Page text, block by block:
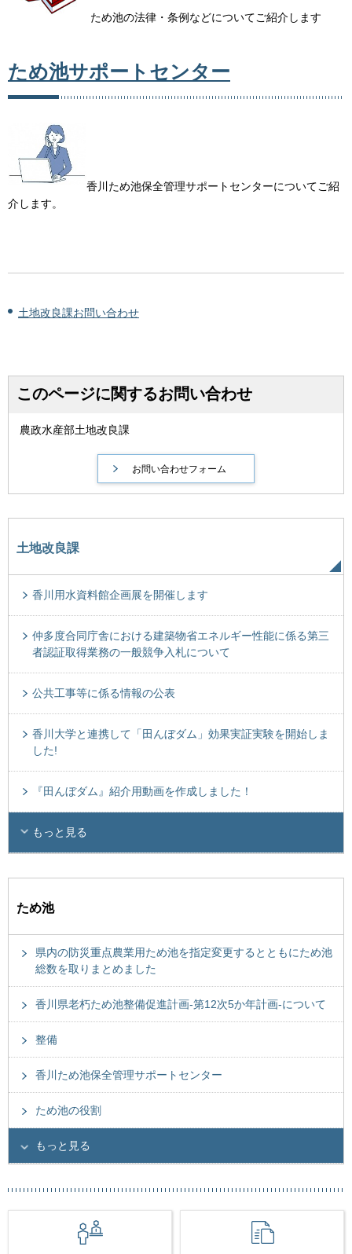
ため池の法律・条例などについてご紹介します
ため池サポートセンター
香川ため池保全管理サポートセンターについてご紹
介します。
土地改良課お問い合わせ
このページに関するお問い合わせ
農政水産部土地改良課
土地改良課
香川用水資料館企画展を開催します
仲多度合同庁舎における建築物省エネルギー性能に係る第三
者認証取得業務の一般競争入札について
公共工事等に係る情報の公表
香川大学と連携して「田んぼダム」効果実証実験を開始しま
した!
『田んぼダム』紹介用動画を作成しました！
もっと見る
ため池
県内の防災重点農業用ため池を指定変更するとともにため池
総数を取りまとめました
香川県老朽ため池整備促進計画-第12次5か年計画-について
整備
香川ため池保全管理サポートセンター
ため池の役割
もっと見る